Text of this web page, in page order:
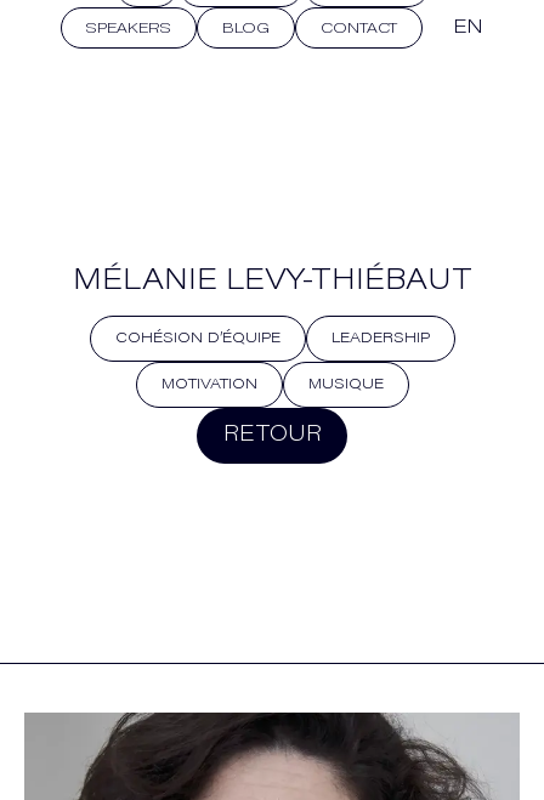
SPEAKERS BLOG CONTACT EN
MÉLANIE LEVY-THIÉBAUT
COHÉSION D’ÉQUIPE LEADERSHIP
MOTIVATION MUSIQUE
RETOUR